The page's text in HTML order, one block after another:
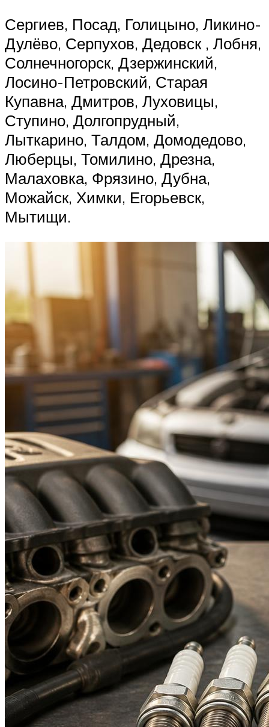
Сергиев, Посад, Голицыно, Ликино-
Дулёво, Серпухов, Дедовск , Лобня,
Солнечногорск, Дзержинский,
Лосино-Петровский, Старая
Купавна, Дмитров, Луховицы,
Ступино, Долгопрудный,
Лыткарино, Талдом, Домодедово,
Люберцы, Томилино, Дрезна,
Малаховка, Фрязино, Дубна,
Можайск, Химки, Егорьевск,
Мытищи.